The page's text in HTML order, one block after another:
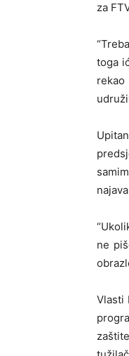
za
toga
ne
Vlasti